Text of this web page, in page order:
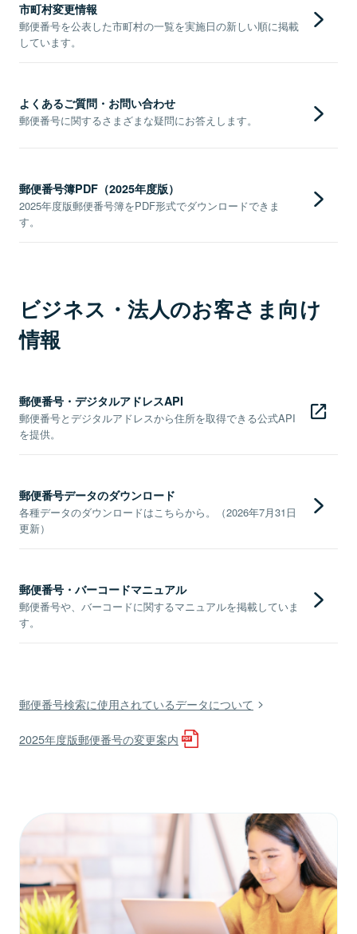
市町村変更情報
郵便番号を公表した市町村の一覧を実施日の新しい順に掲載
しています。
よくあるご質問・お問い合わせ
郵便番号に関するさまざまな疑問にお答えします。
郵便番号簿PDF（2025年度版）
2025年度版郵便番号簿をPDF形式でダウンロードできま
す。
ビジネス・法人のお客さま向け
情報
郵便番号・デジタルアドレスAPI
郵便番号とデジタルアドレスから住所を取得できる公式API
を提供。
郵便番号データのダウンロード
各種データのダウンロードはこちらから。（2026年7月31日
更新）
郵便番号・バーコードマニュアル
郵便番号や、バーコードに関するマニュアルを掲載していま
す。
郵便番号検索に使用されているデータについて
2025年度版郵便番号の変更案内